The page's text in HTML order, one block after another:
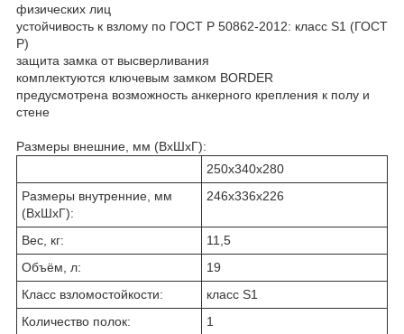
физических лиц
устойчивость к взлому по ГОСТ Р 50862-2012: класс S1 (ГОСТ
Р)
защита замка от высверливания
комплектуются ключевым замком BORDER
предусмотрена возможность анкерного крепления к полу и
стене
Размеры внешние, мм (ВхШхГ):
250x340x280
Размеры внутренние, мм
(ВхШхГ):
246x336x226
Вес, кг:
11,5
Объём, л:
19
Класс взломостойкости:
класс S1
Количество полок:
1